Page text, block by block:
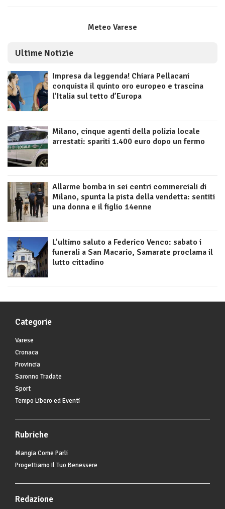
Meteo Varese
Ultime Notizie
Impresa da leggenda! Chiara Pellacani
conquista il quinto oro europeo e trascina
l’Italia sul tetto d’Europa
Milano, cinque agenti della polizia locale
arrestati: spariti 1.400 euro dopo un fermo
Allarme bomba in sei centri commerciali di
Milano, spunta la pista della vendetta: sentiti
una donna e il figlio 14enne
L’ultimo saluto a Federico Venco: sabato i
funerali a San Macario, Samarate proclama il
lutto cittadino
Categorie
Varese
Cronaca
Provincia
Saronno Tradate
Sport
Tempo Libero ed Eventi
Rubriche
Mangia Come Parli
Progettiamo Il Tuo Benessere
Redazione